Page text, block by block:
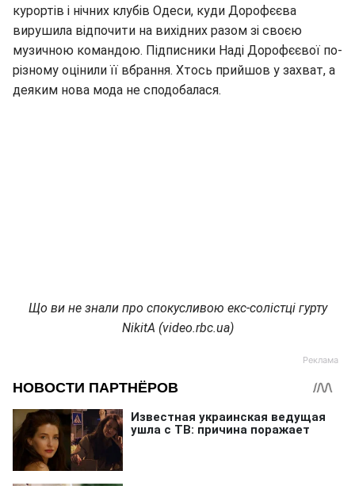
курортів і нічних клубів Одеси, куди Дорофєєва
вирушила відпочити на вихідних разом зі своєю
музичною командою. Підписники Наді Дорофєєвої по-
різному оцінили її вбрання. Хтось прийшов у захват, а
деяким нова мода не сподобалася.
Що ви не знали про спокусливою екс-солістці гурту
NikitA (video.rbc.ua)